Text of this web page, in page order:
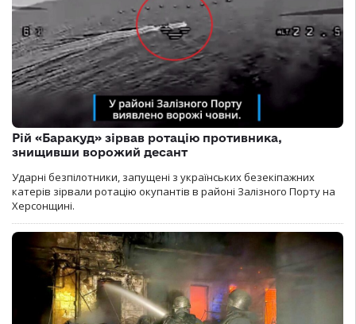
Рій «Баракуд» зірвав ротацію противника,
знищивши ворожий десант
Ударні безпілотники, запущені з українських безекіпажних
катерів зірвали ротацію окупантів в районі Залізного Порту на
Херсонщині.